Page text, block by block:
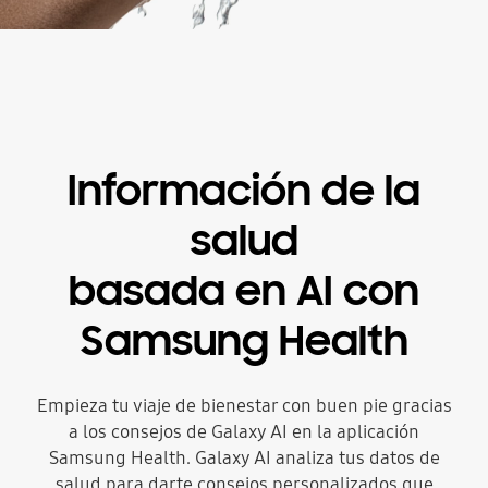
Información de la
salud
basada en AI con
Samsung Health
Empieza tu viaje de bienestar con buen pie gracias
a los consejos de Galaxy AI en la aplicación
Samsung Health. Galaxy AI analiza tus datos de